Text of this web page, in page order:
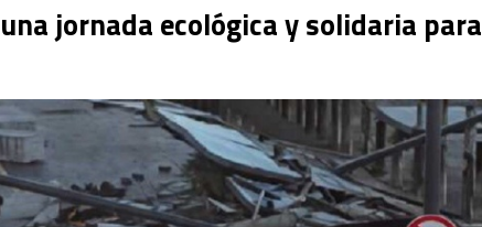
jornada ecológica y solidaria para